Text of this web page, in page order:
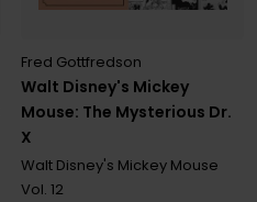
Walt Disney's Mickey
Mouse: The Mysterious Dr.
X
Fred Gottfredson
Walt Disney's Mickey Mouse
Vol. 12